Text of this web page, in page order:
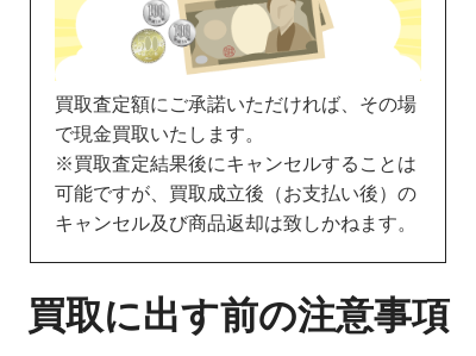
買取査定額にご承諾いただければ、その場
で現金買取いたします。
※買取査定結果後にキャンセルすることは
可能ですが、買取成立後（お支払い後）の
キャンセル及び商品返却は致しかねます。
買取に出す前の注意事項